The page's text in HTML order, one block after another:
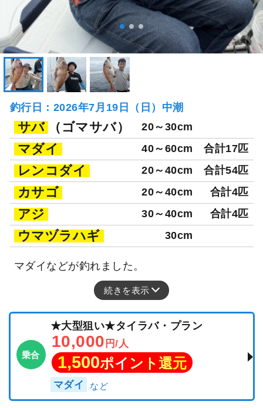
釣行日：2026年7月19日（日）中潮
サバ （ゴマサバ） 20～30cm
マダイ 40～60cm 合計17匹
レンコダイ 20～40cm 合計54匹
カサゴ 20～40cm 合計4匹
アジ 30～40cm 合計4匹
ウマヅラハギ 30cm
マダイなどが釣れました。
続きを表示
乗合
★大型狙い★タイラバ・プラン
10,000 円/人
1,500ポイント還元
マダイ